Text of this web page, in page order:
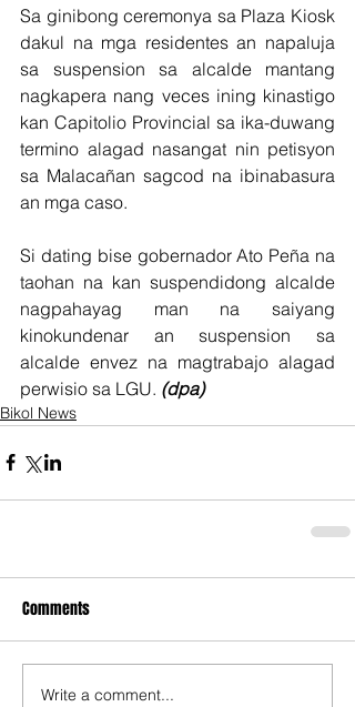
Sa ginibong ceremonya sa Plaza Kiosk
dakul na mga residentes an napaluja
sa suspension sa alcalde mantang
nagkapera nang veces ining kinastigo
kan Capitolio Provincial sa ika-duwang
termino alagad nasangat nin petisyon
sa Malacañan sagcod na ibinabasura
an mga caso.
Si dating bise gobernador Ato Peña na
taohan na kan suspendidong alcalde
nagpahayag man na saiyang
kinokundenar an suspension sa
alcalde envez na magtrabajo alagad
perwisio sa LGU. (dpa)
Bikol News
Comments
Write a comment...